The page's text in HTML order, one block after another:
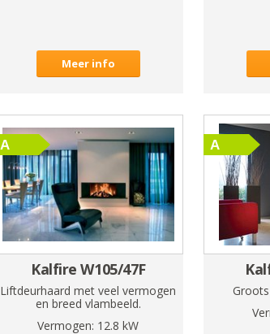
Meer info
Kalfire W105/47F
Liftdeurhaard met veel vermogen
en breed vlambeeld.
Vermogen: 12.8 kW